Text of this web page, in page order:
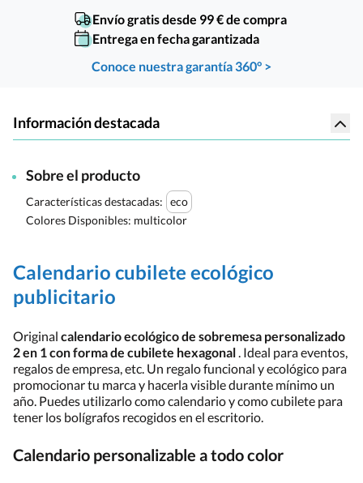
Envío gratis desde 99 € de compra
Entrega en fecha garantizada
Conoce nuestra garantía 360° >
Información destacada
Sobre el producto
Características destacadas: eco
Colores Disponibles: multicolor
Calendario cubilete ecológico
publicitario
Original calendario ecológico de sobremesa personalizado
2 en 1 con forma de cubilete hexagonal. Ideal para eventos,
regalos de empresa, etc. Un regalo funcional y ecológico para
promocionar tu marca y hacerla visible durante mínimo un
año. Puedes utilizarlo como calendario y como cubilete para
tener los bolígrafos recogidos en el escritorio.
Calendario personalizable a todo color